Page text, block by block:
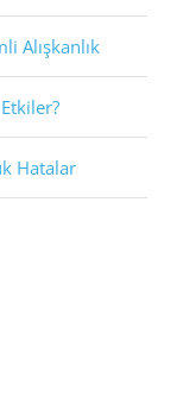
Alışkanlık
Etkiler?
Hatalar